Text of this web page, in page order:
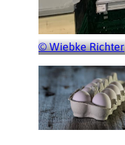
© Wiebke Richter